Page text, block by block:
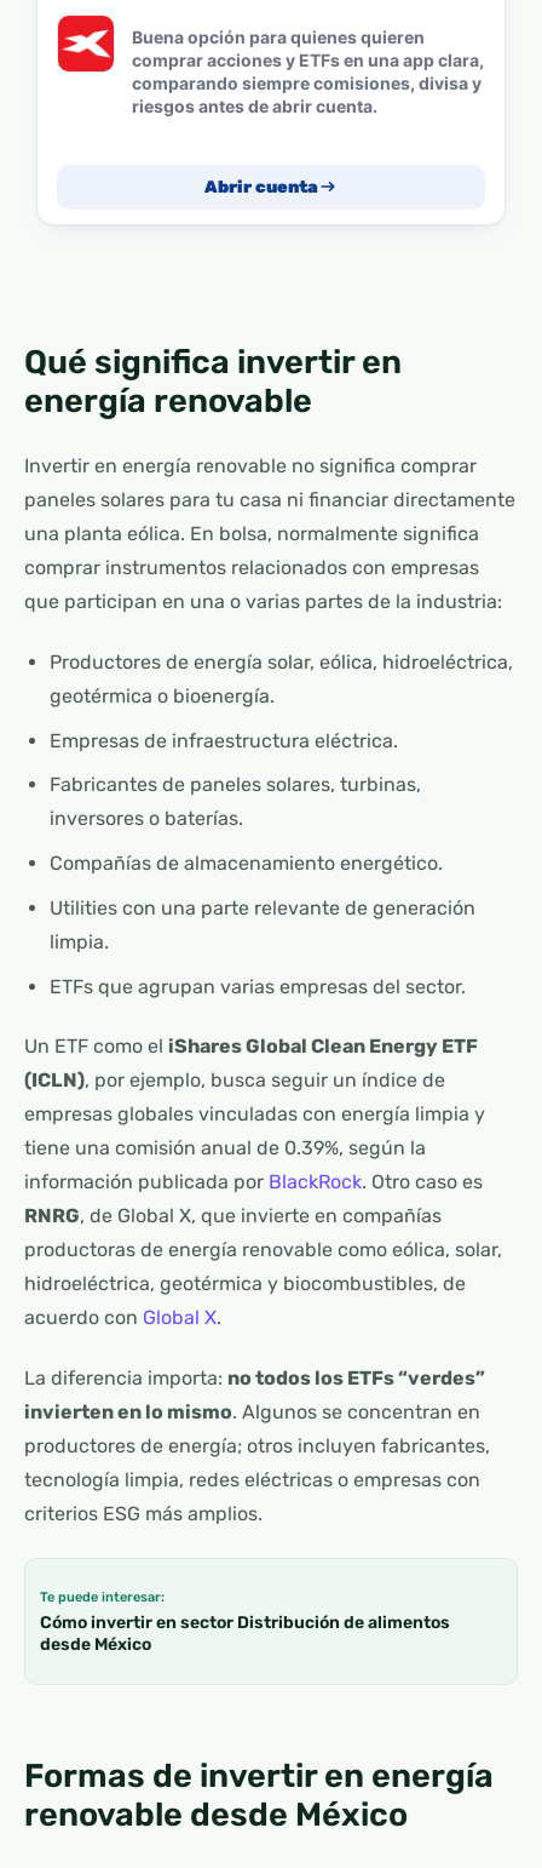
Buena opción para quienes quieren
comprar acciones y ETFs en una app clara,
comparando siempre comisiones, divisa y
riesgos antes de abrir cuenta.
Abrir cuenta
Qué significa invertir en
energía renovable
Invertir en energía renovable no significa comprar
paneles solares para tu casa ni financiar directamente
una planta eólica. En bolsa, normalmente significa
comprar instrumentos relacionados con empresas
que participan en una o varias partes de la industria:
Productores de energía solar, eólica, hidroeléctrica,
geotérmica o bioenergía.
Empresas de infraestructura eléctrica.
Fabricantes de paneles solares, turbinas,
inversores o baterías.
Compañías de almacenamiento energético.
Utilities con una parte relevante de generación
limpia.
ETFs que agrupan varias empresas del sector.
Un ETF como el iShares Global Clean Energy ETF
(ICLN), por ejemplo, busca seguir un índice de
empresas globales vinculadas con energía limpia y
tiene una comisión anual de 0.39%, según la
información publicada por BlackRock. Otro caso es
RNRG, de Global X, que invierte en compañías
productoras de energía renovable como eólica, solar,
hidroeléctrica, geotérmica y biocombustibles, de
acuerdo con Global X.
La diferencia importa: no todos los ETFs “verdes”
invierten en lo mismo. Algunos se concentran en
productores de energía; otros incluyen fabricantes,
tecnología limpia, redes eléctricas o empresas con
criterios ESG más amplios.
Te puede interesar:
Cómo invertir en sector Distribución de alimentos
desde México
Formas de invertir en energía
renovable desde México